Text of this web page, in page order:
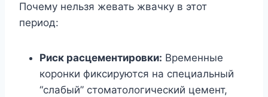
Почему нельзя жевать жвачку в этот
период:
Риск расцементировки: Временные
коронки фиксируются на специальный
“слабый” стоматологический цемент,